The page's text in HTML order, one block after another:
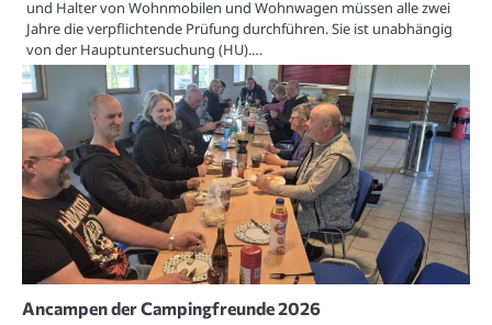
und Halter von Wohnmobilen und Wohnwagen müssen alle zwei
Jahre die verpflichtende Prüfung durchführen. Sie ist unabhängig
von der Hauptuntersuchung (HU).…
Ancampen der Campingfreunde 2026